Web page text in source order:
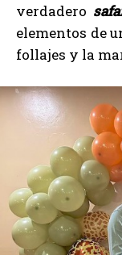
verdadero
elementos de
follajes y la